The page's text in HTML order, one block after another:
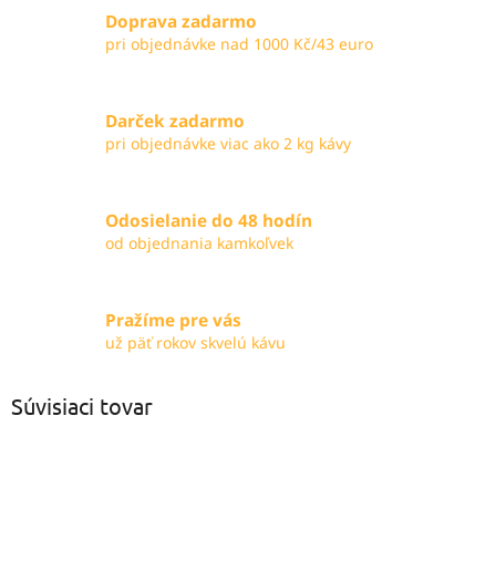
Doprava zadarmo
pri objednávke nad 1000 Kč/43 euro
Darček zadarmo
pri objednávke viac ako 2 kg kávy
Odosielanie do 48 hodín
od objednania kamkoľvek
Pražíme pre vás
už päť rokov skvelú kávu
Súvisiaci tovar